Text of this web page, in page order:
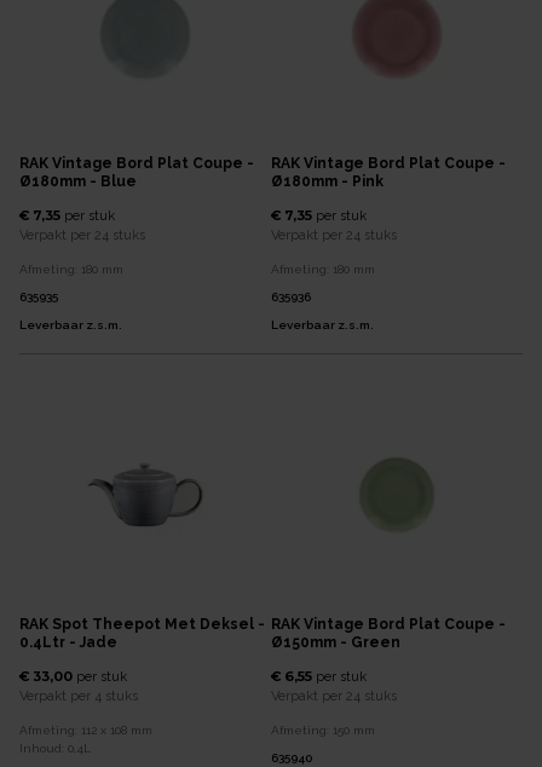
RAK Vintage Bord Plat Coupe -
Ø180mm - Blue
€ 7,35 per stuk
Verpakt per 24 stuks
Afmeting: 180 mm
635935
Leverbaar z.s.m.
RAK Vintage Bord Plat Coupe -
Ø180mm - Pink
€ 7,35 per stuk
Verpakt per 24 stuks
Afmeting: 180 mm
635936
Leverbaar z.s.m.
RAK Spot Theepot Met Deksel -
0.4Ltr - Jade
€ 33,00 per stuk
Verpakt per 4 stuks
Afmeting: 112 x 108 mm
Inhoud: 0,4L
RAK Vintage Bord Plat Coupe -
Ø150mm - Green
€ 6,55 per stuk
Verpakt per 24 stuks
Afmeting: 150 mm
635940